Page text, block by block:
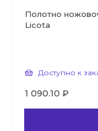
Полотно
Licota
Доступно к
1 090.10 ₽